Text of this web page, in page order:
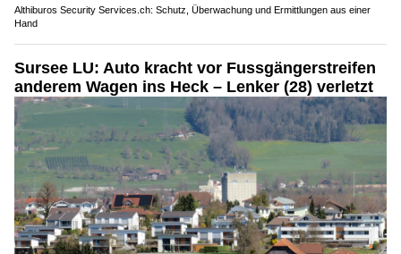
Althiburos Security Services.ch: Schutz, Überwachung und Ermittlungen aus einer
Hand
Sursee LU: Auto kracht vor Fussgängerstreifen
anderem Wagen ins Heck – Lenker (28) verletzt